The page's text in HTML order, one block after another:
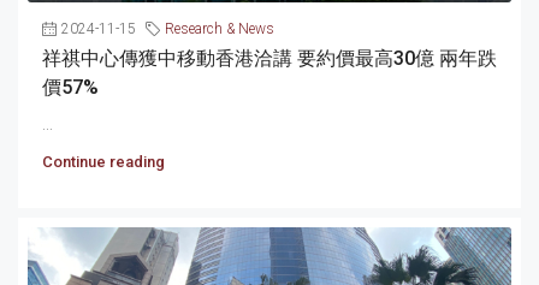
2024-11-15 Research & News
祥祺中心傳獲中移動香港洽講 要約價最高30億 兩年跌
價57%
Continue reading